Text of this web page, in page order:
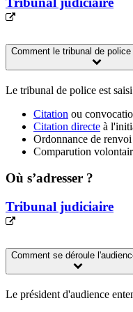
Comment le tribunal de
Le tribunal de police est
Citation ou
Citation directe à
Ordonnance de
Comparution
Où s’adresser ?
Tribunal judiciaire
Comment se déroule
Le président d'audience